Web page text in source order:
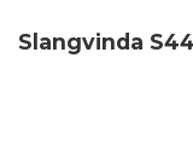
Slangvinda